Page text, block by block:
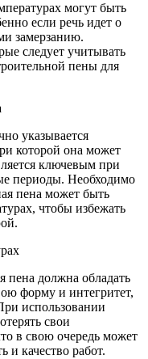
могут быть
если речь идет о
замерзанию.
следует учитывать
пены для
указывается
которой она может
ключевым при
периоды. Необходимо
пена может быть
чтобы избежать
пена должна обладать
форму и интегритет,
использовании
свои
в свою очередь может
и качество работ.